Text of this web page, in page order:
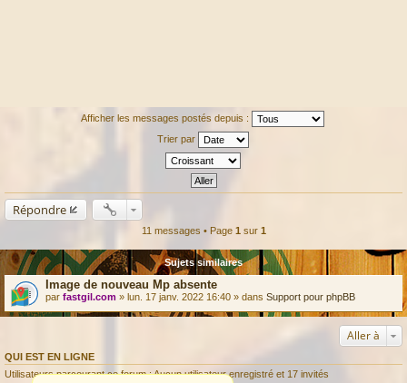
Afficher les messages postés depuis :
Trier par
Répondre
11 messages • Page 1 sur 1
Sujets similaires
Image de nouveau Mp absente
par fastgil.com » lun. 17 janv. 2022 16:40 » dans Support pour phpBB
Aller à
QUI EST EN LIGNE
Utilisateurs parcourant ce forum : Aucun utilisateur enregistré et 17 invités